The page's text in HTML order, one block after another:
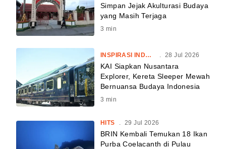
Simpan Jejak Akulturasi Budaya
yang Masih Terjaga
3 min
INSPIRASI INDONESIA . 28 Jul 2026
KAI Siapkan Nusantara
Explorer, Kereta Sleeper Mewah
Bernuansa Budaya Indonesia
3 min
HITS . 29 Jul 2026
BRIN Kembali Temukan 18 Ikan
Purba Coelacanth di Pulau